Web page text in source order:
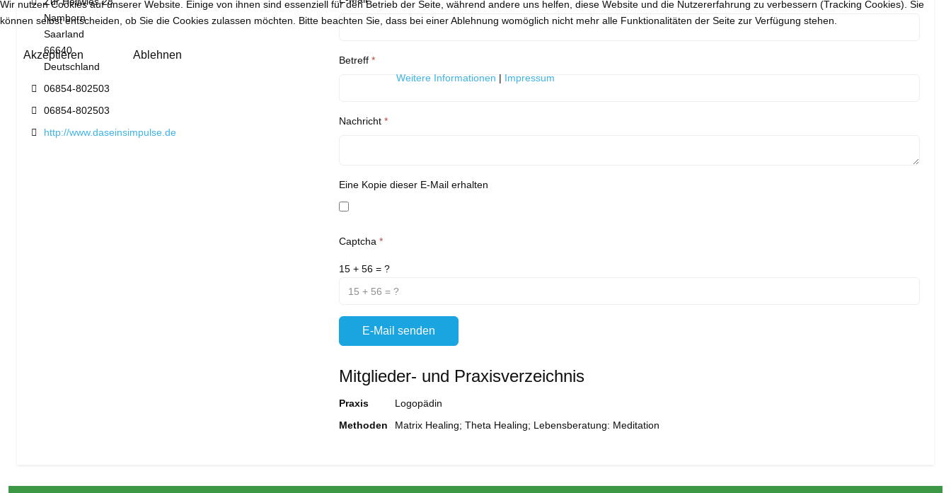
Namborn
Saarland
66640
Deutschland
Telefon:
06854-802503
Fax:
06854-802503
Website:
http://www.daseinsimpulse.de
Betreff*
Nachricht*
Eine Kopie dieser E-Mail erhalten
Captcha *
15 + 56 = ?
E-Mail senden
Mitglieder- und Praxisverzeichnis
Praxis
Logopädin
Methoden
Matrix Healing; Theta Healing; Lebensberatung: Meditation
Wir nutzen Cookies auf unserer Website. Einige von ihnen sind essenziell für den Betrieb der Seite, während andere uns helfen, diese Website und die Nutzererfahrung zu verbessern (Tracking Cookies). Sie
können selbst entscheiden, ob Sie die Cookies zulassen möchten. Bitte beachten Sie, dass bei einer Ablehnung womöglich nicht mehr alle Funktionalitäten der Seite zur Verfügung stehen.
Akzeptieren Ablehnen
Weitere Informationen | Impressum